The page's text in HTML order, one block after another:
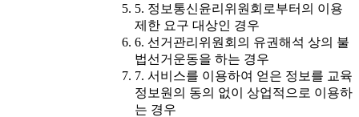
5. 정보통신윤리위원회로부터의 이용
제한 요구 대상인 경우
6. 선거관리위원회의 유권해석 상의 불
법선거운동을 하는 경우
7. 서비스를 이용하여 얻은 정보를 교육
정보원의 동의 없이 상업적으로 이용하
는 경우